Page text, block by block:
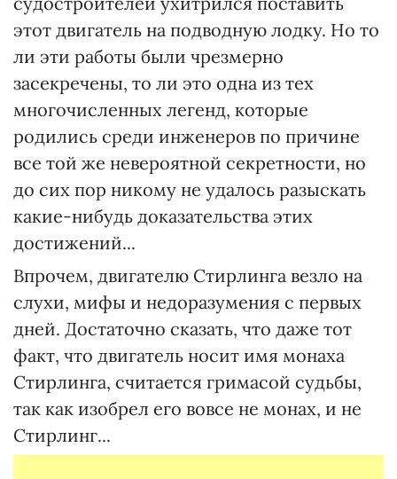
этот двигатель на подводную лодку. Но то
ли эти работы были чрезмерно
засекречены, то ли это одна из тех
многочисленных легенд, которые
родились среди инженеров по причине
все той же невероятной секретности, но
до сих пор никому не удалось разыскать
какие-нибудь доказательства этих
достижений...
Впрочем, двигателю Стирлинга везло на
слухи, мифы и недоразумения с первых
дней. Достаточно сказать, что даже тот
факт, что двигатель носит имя монаха
Стирлинга, считается гримасой судьбы,
так как изобрел его вовсе не монах, и не
Стирлинг...